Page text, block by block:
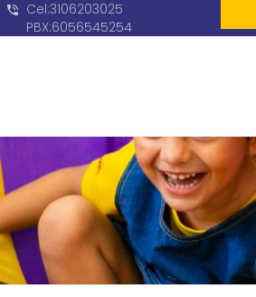
Cel:3106203025
PBX:6056545254